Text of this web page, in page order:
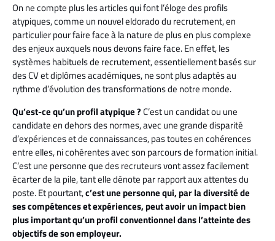
On ne compte plus les articles qui font l’éloge des profils
atypiques, comme un nouvel eldorado du recrutement, en
particulier pour faire face à la nature de plus en plus complexe
des enjeux auxquels nous devons faire face. En effet, les
systèmes habituels de recrutement, essentiellement basés sur
des CV et diplômes académiques, ne sont plus adaptés au
rythme d’évolution des transformations de notre monde.
Qu’est-ce qu’un profil atypique ?C’est un candidat ou une
candidate en dehors des normes, avec une grande disparité
d’expériences et de connaissances, pas toutes en cohérences
entre elles, ni cohérentes avec son parcours de formation initial.
C’est une personne que des recruteurs vont assez facilement
écarter de la pile, tant elle dénote par rapport aux attentes du
poste. Et pourtant,c’est une personne qui, par la diversité de
ses compétences et expériences, peut avoir un impact bien
plus important qu’un profil conventionnel dans l’atteinte des
objectifs de son employeur.